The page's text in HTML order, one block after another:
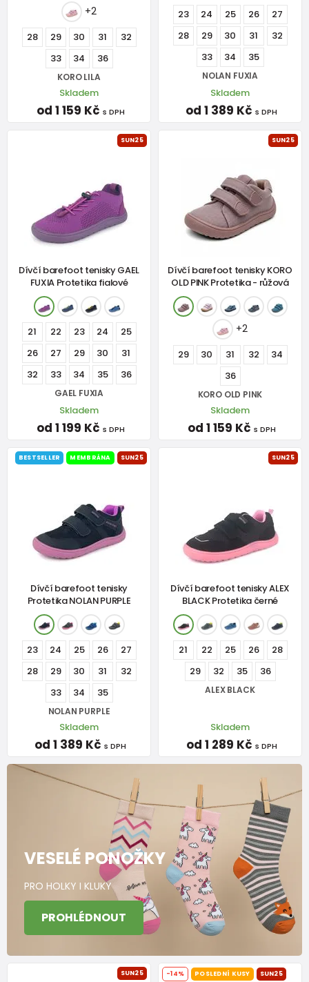
+2
28 29 30 31
32
33
34 36
KORO LILA
Skladem
od 1 159 Kč s DPH
23 24 25 26
27
28
29 30 31
32
33
34 35
NOLAN FUXIA
Skladem
od 1 389 Kč s DPH
SUN25
Dívčí barefoot tenisky GAEL
FUXIA Protetika fialové
21 22 23 24
25
26
27 29 30
31
32
33 34 35 36
GAEL FUXIA
Skladem
od 1 199 Kč s DPH
SUN25
Dívčí barefoot tenisky KORO
OLD PINK Protetika - růžová
+2
29 30 31 32
34
36
KORO OLD PINK
Skladem
od 1 159 Kč s DPH
BESTSELLER MEMBRÁNA SUN25
Dívčí barefoot tenisky
Protetika NOLAN PURPLE
23 24 25 26
27
28
29 30 31
32
33
34 35
NOLAN PURPLE
Skladem
od 1 389 Kč s DPH
SUN25
Dívčí barefoot tenisky ALEX
BLACK Protetika černé
21 22 25 26
28
29
32 35 36
ALEX BLACK
Skladem
od 1 289 Kč s DPH
VESELÉ PONOŽKY
PRO HOLKY I KLUKY
PROHLÉDNOUT
SUN25 -14% POSLEDNÍ KUSY SUN25